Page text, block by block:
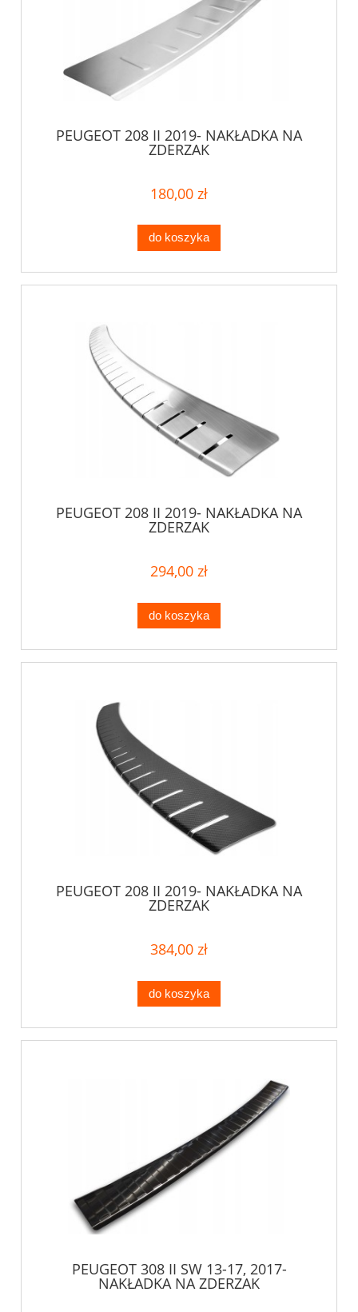
PEUGEOT 208 II 2019- NAKŁADKA NA
ZDERZAK
180,00 zł
do koszyka
PEUGEOT 208 II 2019- NAKŁADKA NA
ZDERZAK
294,00 zł
do koszyka
PEUGEOT 208 II 2019- NAKŁADKA NA
ZDERZAK
384,00 zł
do koszyka
PEUGEOT 308 II SW 13-17, 2017-
NAKŁADKA NA ZDERZAK